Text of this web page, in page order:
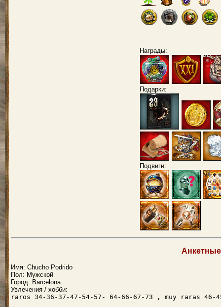
Награды:
Подарки:
Подвиги:
Имя: Chucho Podrido
Пол: Мужской
Город: Barcelona
Увлечения / хобби:
raros 34-36-37-47-54-57- 64-66-67-73 , muy raras 46-